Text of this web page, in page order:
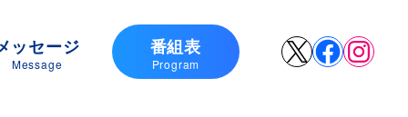
X
ッセージ
Message
番組表
Program